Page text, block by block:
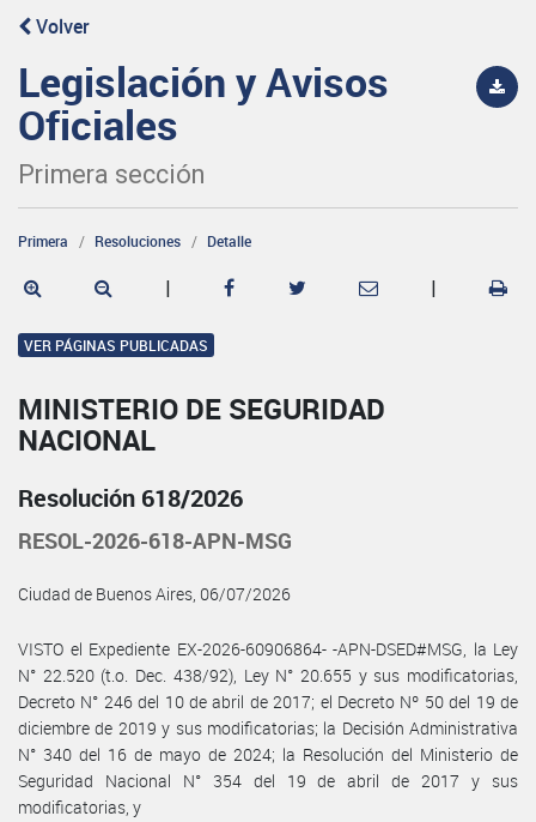
Volver
Legislación y Avisos
Oficiales
Primera sección
Primera Resoluciones Detalle
| |
VER PÁGINAS PUBLICADAS
MINISTERIO DE SEGURIDAD
NACIONAL
Resolución 618/2026
RESOL-2026-618-APN-MSG
Ciudad de Buenos Aires, 06/07/2026
VISTO el Expediente EX-2026-60906864- -APN-DSED#MSG, la Ley
N° 22.520 (t.o. Dec. 438/92), Ley N° 20.655 y sus modificatorias,
Decreto N° 246 del 10 de abril de 2017; el Decreto Nº 50 del 19 de
diciembre de 2019 y sus modificatorias; la Decisión Administrativa
N° 340 del 16 de mayo de 2024; la Resolución del Ministerio de
Seguridad Nacional N° 354 del 19 de abril de 2017 y sus
modificatorias, y